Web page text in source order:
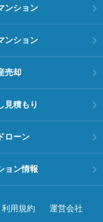
ンション
ンション
売却
見積もり
ローン
ョン情報
利用規約 運営会社